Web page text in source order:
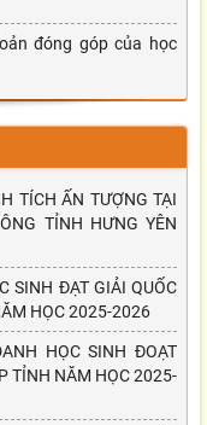
đóng góp của học
TÍCH ẤN TƯỢNG TẠI
TỈNH HƯNG YÊN
SINH ĐẠT GIẢI QUỐC
HỌC 2025-2026
HỌC SINH ĐOẠT
TỈNH NĂM HỌC 2025-